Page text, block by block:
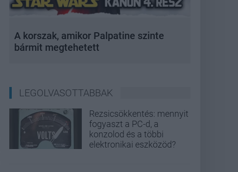
A korszak, amikor Palpatine szinte
bármit megtehetett
LEGOLVASOTTABBAK
Rezsicsökkentés: mennyit
fogyaszt a PC-d, a
konzolod és a többi
elektronikai eszközöd?